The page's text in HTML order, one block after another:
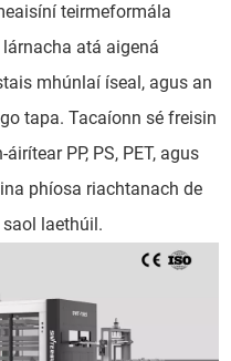
teirmeformála
atá aigená
mhúnlaí íseal, agus an
tapa. Tacaíonn sé freisin
PP, PS, PET, agus
phíosa riachtanach de
laethúil.